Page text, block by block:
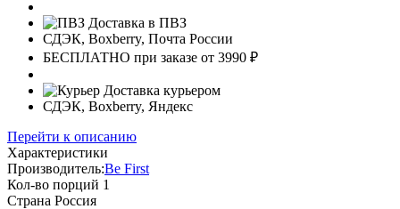
Доставка в ПВЗ
СДЭК, Boxberry, Почта России
БЕСПЛАТНО при заказе от 3990 ₽
Доставка курьером
СДЭК, Boxberry, Яндекс
Перейти к описанию
Характеристики
Производитель:Be First
Кол-во порций 1
Страна Россия